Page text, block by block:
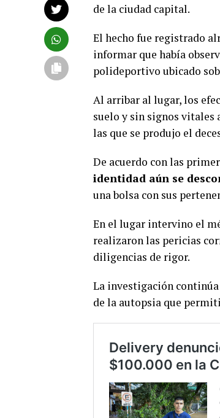
de la ciudad capital.
El hecho fue registrado
informar que había
polideportivo ubicado
Al arribar al lugar, los
suelo y sin signos vitales
las que se produjo el
De acuerdo con las
identidad aún se
una bolsa con sus
En el lugar intervino el
realizaron las pericias
diligencias de rigor.
La investigación
de la autopsia que